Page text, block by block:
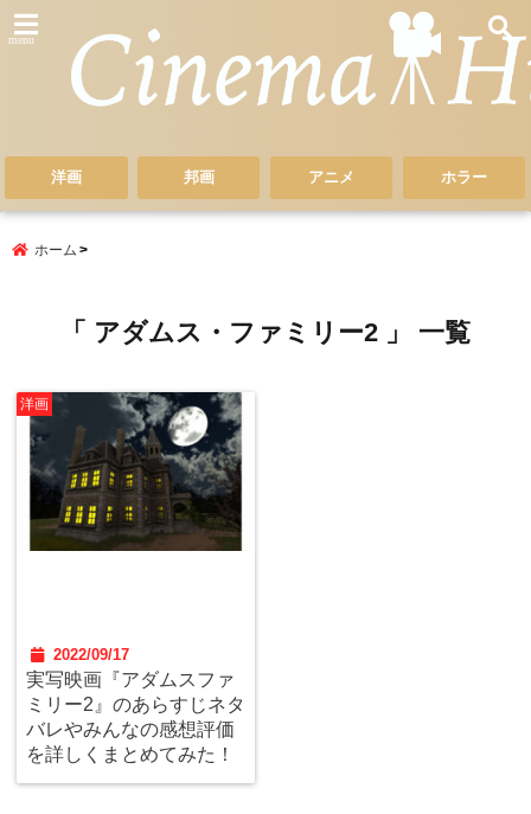
menu
洋画 邦画 アニメ ホラー
ホーム
「 アダムス・ファミリー2 」 一覧
洋画
2022/09/17
実写映画『アダムスファ
ミリー2』のあらすじネタ
バレやみんなの感想評価
を詳しくまとめてみた！